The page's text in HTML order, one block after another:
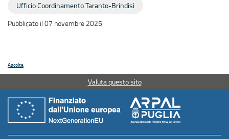
Ufficio Coordinamento Taranto-Brindisi
Pubblicato il 07 novembre 2025
Ascolta
Valuta questo sito